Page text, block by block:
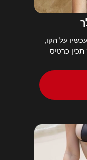
על הקו,
תכין כרטיס